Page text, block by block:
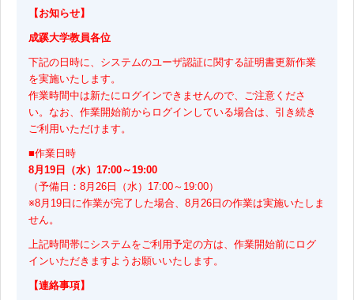
【お知らせ】
成蹊大学教員各位
下記の日時に、システムのユーザ認証に関する証明書更新作業
を実施いたします。
作業時間中は新たにログインできませんので、ご注意くださ
い。なお、作業開始前からログインしている場合は、引き続き
ご利用いただけます。
■作業日時
8月19日（水）17:00～19:00
（予備日：8月26日（水）17:00～19:00）
※8月19日に作業が完了した場合、8月26日の作業は実施いたしま
せん。
上記時間帯にシステムをご利用予定の方は、作業開始前にログ
インいただきますようお願いいたします。
【連絡事項】